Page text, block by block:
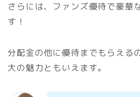
さらには、ファンズ優待で豪華
す！
分配金の他に優待までもらえる
大の魅力ともいえます。